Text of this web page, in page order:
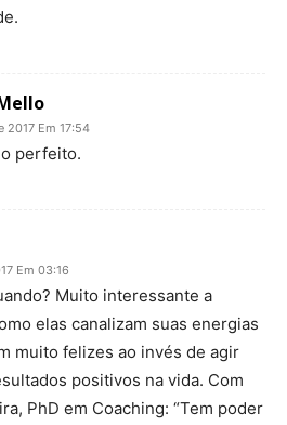
2017 Em 17:54
perfeito.
Em 03:16
Muito interessante a
elas canalizam suas energias
muito felizes ao invés de agir
positivos na vida. Com
PhD em Coaching: “Tem poder